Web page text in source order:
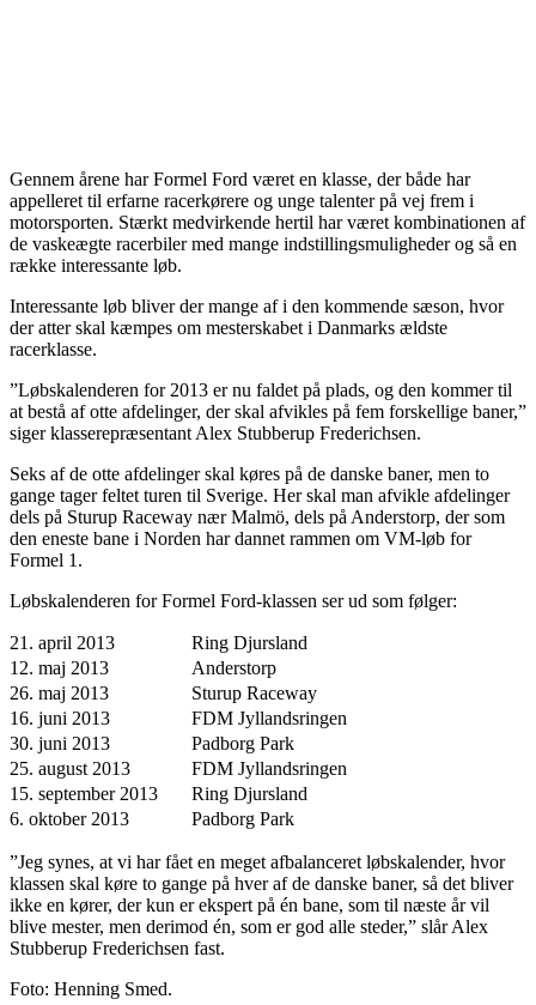
Gennem årene har Formel Ford været en klasse, der både har
appelleret til erfarne racerkørere og unge talenter på vej frem i
motorsporten. Stærkt medvirkende hertil har været kombinationen af
de vaskeægte racerbiler med mange indstillingsmuligheder og så en
række interessante løb.
Interessante løb bliver der mange af i den kommende sæson, hvor
der atter skal kæmpes om mesterskabet i Danmarks ældste
racerklasse.
”Løbskalenderen for 2013 er nu faldet på plads, og den kommer til
at bestå af otte afdelinger, der skal afvikles på fem forskellige baner,”
siger klasserepræsentant Alex Stubberup Frederichsen.
Seks af de otte afdelinger skal køres på de danske baner, men to
gange tager feltet turen til Sverige. Her skal man afvikle afdelinger
dels på Sturup Raceway nær Malmö, dels på Anderstorp, der som
den eneste bane i Norden har dannet rammen om VM-løb for
Formel 1.
Løbskalenderen for Formel Ford-klassen ser ud som følger:
21. april 2013
Ring Djursland
12. maj 2013
Anderstorp
26. maj 2013
Sturup Raceway
16. juni 2013
FDM Jyllandsringen
30. juni 2013
Padborg Park
25. august 2013
FDM Jyllandsringen
15. september 2013
Ring Djursland
6. oktober 2013
Padborg Park
”Jeg synes, at vi har fået en meget afbalanceret løbskalender, hvor
klassen skal køre to gange på hver af de danske baner, så det bliver
ikke en kører, der kun er ekspert på én bane, som til næste år vil
blive mester, men derimod én, som er god alle steder,” slår Alex
Stubberup Frederichsen fast.
Foto: Henning Smed.